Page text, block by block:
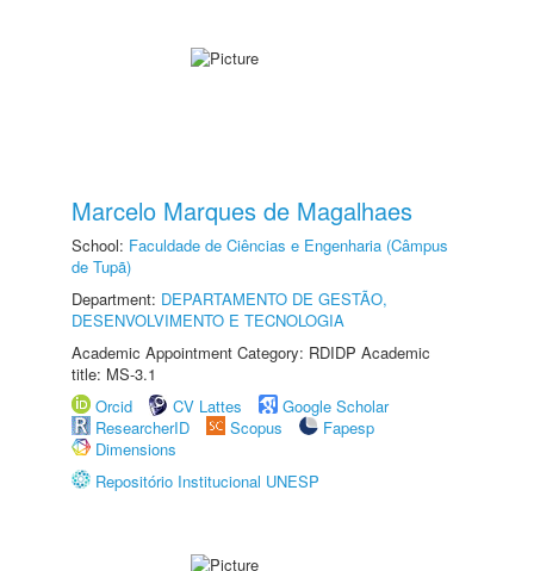
Marcelo Marques de Magalhaes
School: Faculdade de Ciências e Engenharia (Câmpus
de Tupã)
Department: DEPARTAMENTO DE GESTÃO,
DESENVOLVIMENTO E TECNOLOGIA
Academic Appointment Category: RDIDP Academic
title: MS-3.1
Orcid
CV Lattes
Google Scholar
ResearcherID
Scopus
Fapesp
Dimensions
Repositório Institucional UNESP